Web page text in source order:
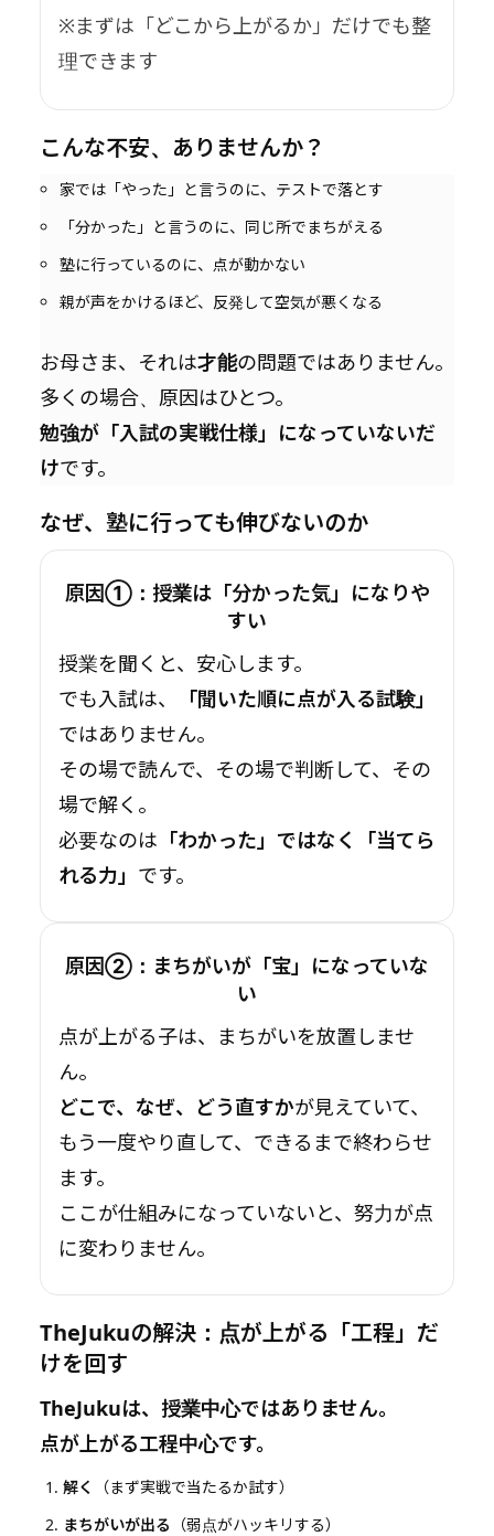
※まずは「どこから上がるか」だけでも整
理できます
こんな不安、ありませんか？
家では「やった」と言うのに、テストで落とす
「分かった」と言うのに、同じ所でまちがえる
塾に行っているのに、点が動かない
親が声をかけるほど、反発して空気が悪くなる
お母さま、それは才能の問題ではありません。
多くの場合、原因はひとつ。
勉強が「入試の実戦仕様」になっていないだ
けです。
なぜ、塾に行っても伸びないのか
原因①：授業は「分かった気」になりや
すい
授業を聞くと、安心します。
でも入試は、
「聞いた順に点が入る試験」
ではありません。
その場で読んで、その場で判断して、その
場で解く。
必要なのは 「わかった」ではなく「当てら
れる力」 です。
原因②：まちがいが「宝」になっていな
い
点が上がる子は、まちがいを放置しませ
ん。
どこで、なぜ、どう直すかが見えていて、
もう一度やり直して、できるまで終わらせ
ます。
ここが仕組みになっていないと、努力が点
に変わりません。
TheJukuの解決：点が上がる「工程」だ
けを回す
TheJukuは、 授業中心ではありません。
点が上がる工程中心です。
解く
（まず実戦で当たるか試す）
まちがいが出る
（弱点がハッキリする）